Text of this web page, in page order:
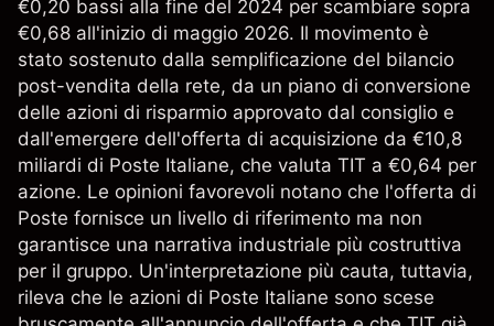
€0,20 bassi alla fine del 2024 per scambiare sopra
€0,68 all'inizio di maggio 2026. Il movimento è
stato sostenuto dalla semplificazione del bilancio
post-vendita della rete, da un piano di conversione
delle azioni di risparmio approvato dal consiglio e
dall'emergere dell'offerta di acquisizione da €10,8
miliardi di Poste Italiane, che valuta TIT a €0,64 per
azione. Le opinioni favorevoli notano che l'offerta di
Poste fornisce un livello di riferimento ma non
garantisce una narrativa industriale più costruttiva
per il gruppo. Un'interpretazione più cauta, tuttavia,
rileva che le azioni di Poste Italiane sono scese